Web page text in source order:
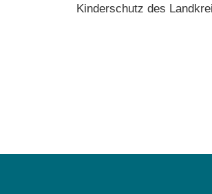
Kinderschutz des